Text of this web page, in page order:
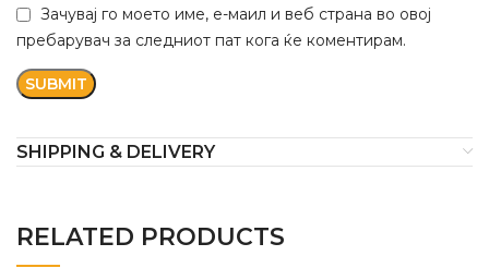
Зачувај го моето име, е-маил и веб страна во овој
пребарувач за следниот пат кога ќе коментирам.
SHIPPING & DELIVERY
RELATED PRODUCTS